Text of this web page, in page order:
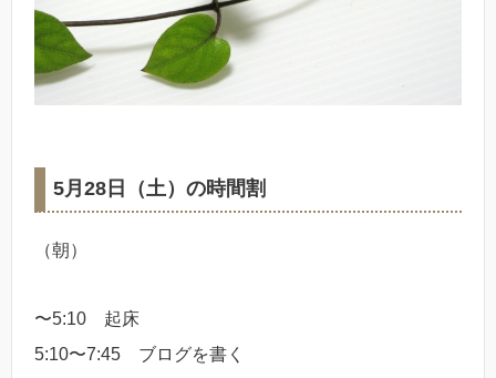
5月28日（土）の時間割
（朝）
〜5:10 起床
5:10〜7:45 ブログを書く